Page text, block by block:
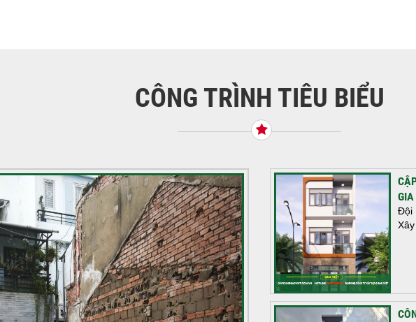
CÔNG TRÌNH TIÊU BIỂU
Đội